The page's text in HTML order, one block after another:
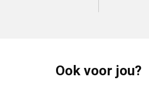
Ook voor jou?